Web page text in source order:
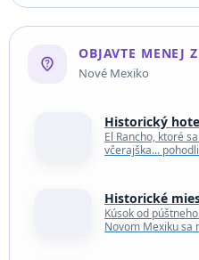
not_listed_location
OBJAVTE MENEJ
Nové Mexiko
Historický
El Rancho, ktoré
včerajška...
Historické
Kúsok od
Novom Mexiku sa